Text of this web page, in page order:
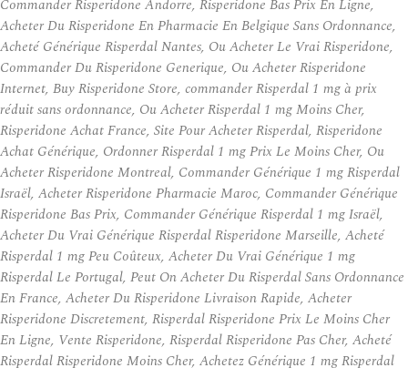
Commander Risperidone Andorre, Risperidone Bas Prix En Ligne,
Acheter Du Risperidone En Pharmacie En Belgique Sans Ordonnance,
Acheté Générique Risperdal Nantes, Ou Acheter Le Vrai Risperidone,
Commander Du Risperidone Generique, Ou Acheter Risperidone
Internet, Buy Risperidone Store, commander Risperdal 1 mg à prix
réduit sans ordonnance, Ou Acheter Risperdal 1 mg Moins Cher,
Risperidone Achat France, Site Pour Acheter Risperdal, Risperidone
Achat Générique, Ordonner Risperdal 1 mg Prix Le Moins Cher, Ou
Acheter Risperidone Montreal, Commander Générique 1 mg Risperdal
Israël, Acheter Risperidone Pharmacie Maroc, Commander Générique
Risperidone Bas Prix, Commander Générique Risperdal 1 mg Israël,
Acheter Du Vrai Générique Risperdal Risperidone Marseille, Acheté
Risperdal 1 mg Peu Coûteux, Acheter Du Vrai Générique 1 mg
Risperdal Le Portugal, Peut On Acheter Du Risperdal Sans Ordonnance
En France, Acheter Du Risperidone Livraison Rapide, Acheter
Risperidone Discretement, Risperdal Risperidone Prix Le Moins Cher
En Ligne, Vente Risperidone, Risperdal Risperidone Pas Cher, Acheté
Risperdal Risperidone Moins Cher, Achetez Générique 1 mg Risperdal